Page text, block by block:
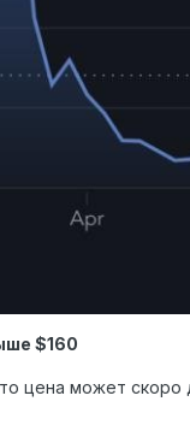
$160
цена может